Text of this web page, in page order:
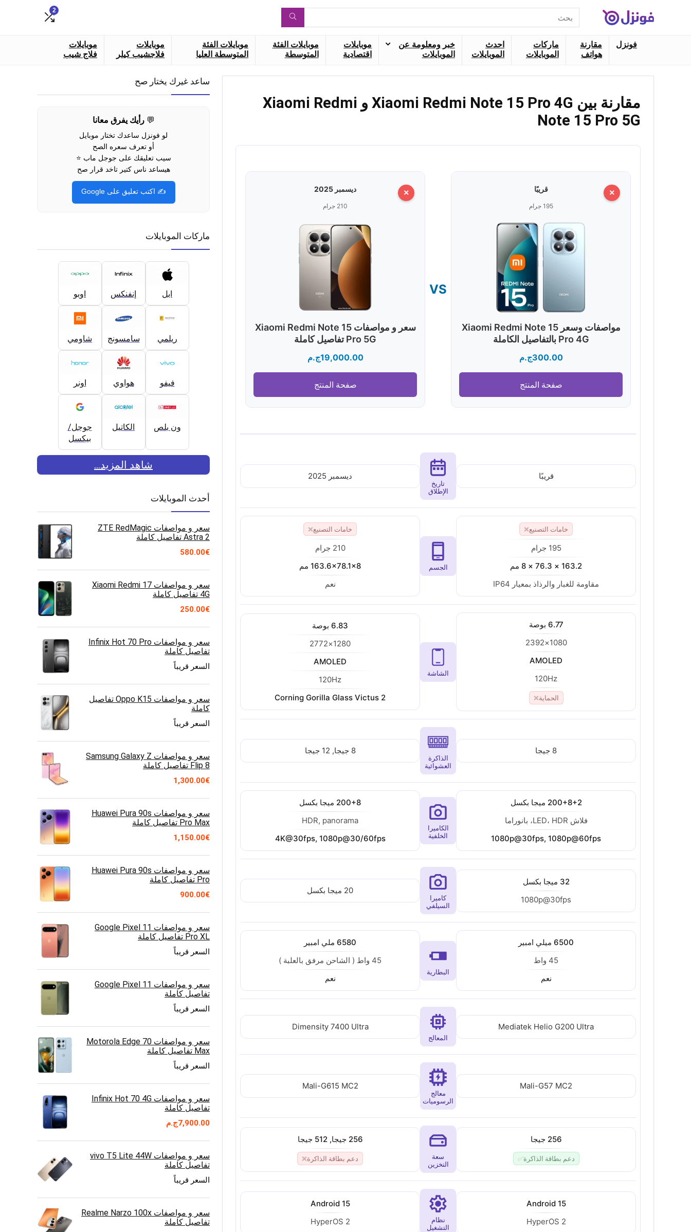
عن:
2
فونزل
مقارنة
هواتف
ماركات
الموبايلات
احدث
الموبايلات
خبر ومعلومة عن
الموبايلات
موبايلات
اقتصادية
موبايلات الفئة
المتوسطة
موبايلات الفئة
المتوسطة العليا
موبايلات
فلاجشيب كيلر
موبايلات
فلاج شيب
مقارنة بين Xiaomi Redmi Note 15 Pro 4G و Xiaomi Redmi
Note 15 Pro 5G
× قريبًا
195 جرام
مواصفات وسعر Xiaomi Redmi Note 15
Pro 4G بالتفاصيل الكاملة
ج.م300.00
صفحة المنتج
VS
× ديسمبر 2025
210 جرام
سعر و مواصفات Xiaomi Redmi Note 15
Pro 5G تفاصيل كاملة
ج.م19,000.00
صفحة المنتج
قريبًا
تاريخ
الإطلاق
ديسمبر 2025
خامات التصنيع❌
195 جرام
163.2 × 76.3 × 8 مم
مقاومة للغبار والرذاذ بمعيار IP64
الجسم
خامات التصنيع❌
210 جرام
163.6x78.1x8 مم
نعم
6.77 بوصة
1080×2392
AMOLED
120Hz
الحماية❌
الشاشة
6.83 بوصة
1280×2772
AMOLED
120Hz
Corning Gorilla Glass Victus 2
8 جيجا
الذاكرة
العشوائية
8 جيجا, 12 جيجا
200+8+2 ميجا بكسل
فلاش LED، HDR، بانوراما
1080p@30fps, 1080p@60fps
الكاميرا
الخلفية
200+8 ميجا بكسل
HDR, panorama
4K@30fps, 1080p@30/60fps
32 ميجا بكسل
1080p@30fps
كاميرا
السيلفي
20 ميجا بكسل
6500 ميلي امبير
45 واط
نعم
البطارية
6580 ملي امبير
45 واط ( الشاحن مرفق بالعلبة )
نعم
Mediatek Helio G200 Ultra
المعالج
Dimensity 7400 Ultra
Mali-G57 MC2
معالج
الرسوميات
Mali-G615 MC2
256 جيجا
دعم بطاقة الذاكرة✅
سعة
التخزين
256 جيجا, 512 جيجا
دعم بطاقة الذاكرة❌
Android 15
HyperOS 2
نظام
التشغيل
Android 15
HyperOS 2
ساعد غيرك يختار صح
💬رأيك يفرق معانا
لو فونزل ساعدك تختار موبايل
أو تعرف سعره الصح
سيب تعليقك على جوجل ماب ⭐
هيساعد ناس كتير تاخد قرار صح
✍️ اكتب تعليق على Google
ماركات الموبايلات
ابل إنفنكس اوبو
ريلمي سامسونج شاومي
فيفو هواوي اونر
ون بلص الكاتيل
جوجل/
بيكسل
شاهد المزيد...
أحدث الموبايلات
سعر و مواصفات ZTE RedMagic
Astra 2 تفاصيل كاملة
€
580.00
سعر و مواصفات Xiaomi Redmi 17
4G تفاصيل كاملة
€
250.00
سعر و مواصفات Infinix Hot 70 Pro
تفاصيل كاملة
السعر قريباً
سعر و مواصفات Oppo K15 تفاصيل
كاملة
السعر قريباً
سعر و مواصفات Samsung Galaxy Z
Flip 8 تفاصيل كاملة
€
1,300.00
سعر و مواصفات Huawei Pura 90s
Pro Max تفاصيل كاملة
€
1,150.00
سعر و مواصفات Huawei Pura 90s
Pro تفاصيل كاملة
€
900.00
سعر و مواصفات Google Pixel 11
Pro XL تفاصيل كاملة
السعر قريباً
سعر و مواصفات Google Pixel 11
تفاصيل كاملة
السعر قريباً
سعر و مواصفات Motorola Edge 70
Max تفاصيل كاملة
السعر قريباً
سعر و مواصفات Infinix Hot 70 4G
تفاصيل كاملة
ج.م7,900.00
سعر و مواصفات vivo T5 Lite 44W
تفاصيل كاملة
السعر قريباً
سعر و مواصفات Realme Narzo 100x
تفاصيل كاملة